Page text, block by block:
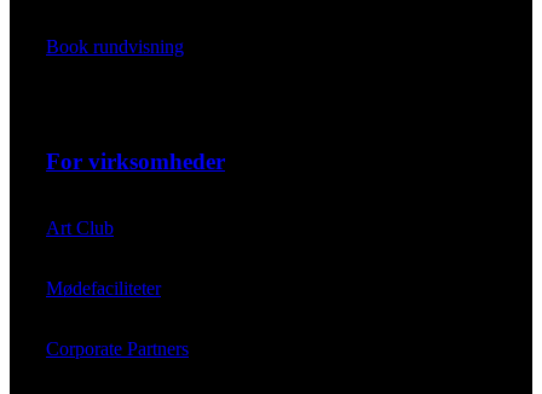
Book rundvisning
For virksomheder
Art Club
Mødefaciliteter
Corporate Partners